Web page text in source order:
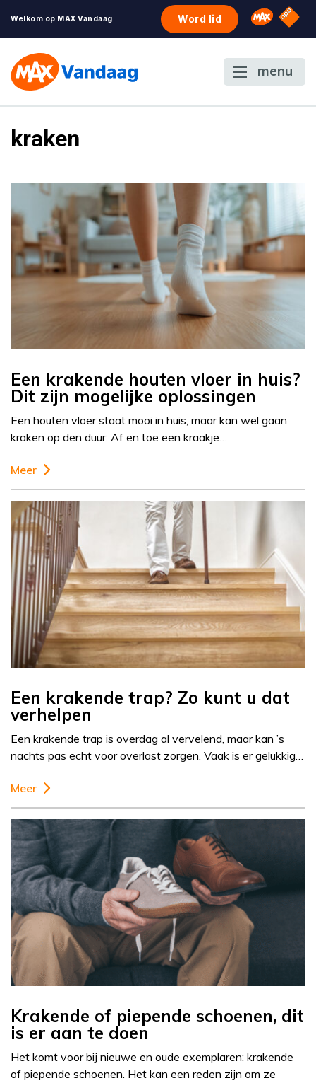
Welkom op MAX Vandaag Word lid Omroep
NPO
menu
kraken
Een krakende houten vloer in huis?
Dit zijn mogelijke oplossingen
Een houten vloer staat mooi in huis, maar kan wel gaan
kraken op den duur. Af en toe een kraakje…
Meer
Een krakende trap? Zo kunt u dat
verhelpen
Een krakende trap is overdag al vervelend, maar kan ’s
nachts pas echt voor overlast zorgen. Vaak is er gelukkig…
Meer
Krakende of piepende schoenen, dit
is er aan te doen
Het komt voor bij nieuwe en oude exemplaren: krakende
of piepende schoenen. Het kan een reden zijn om ze